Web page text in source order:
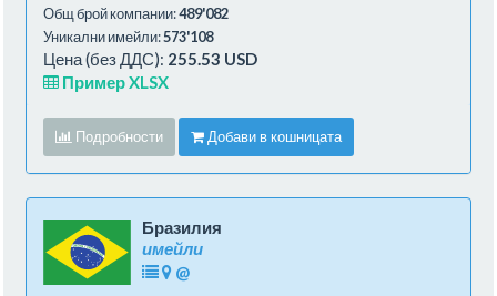
Общ брой компании:489'082
Уникални имейли:573'108
Цена (без ДДС): 255.53 USD
Пример XLSX
Подробности Добави в кошницата
Бразилия
имейли
@